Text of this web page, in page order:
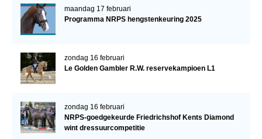
maandag 17 februari
Programma NRPS hengstenkeuring 2025
zondag 16 februari
Le Golden Gambler R.W. reservekampioen L1
zondag 16 februari
NRPS-goedgekeurde Friedrichshof Kents Diamond
wint dressuurcompetitie